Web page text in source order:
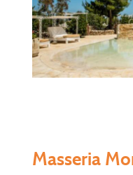
Masseria